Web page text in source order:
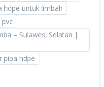
hdpe untuk limbah
pvc
– Sulawesi Selatan |
pipa hdpe